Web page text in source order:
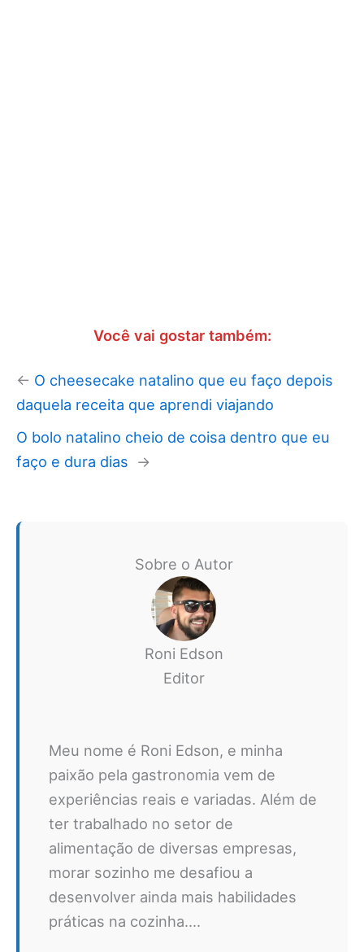
Você vai gostar também:
← O cheesecake natalino que eu faço depois
daquela receita que aprendi viajando
O bolo natalino cheio de coisa dentro que eu
faço e dura dias →
Sobre o Autor
Roni Edson
Editor
Meu nome é Roni Edson, e minha
paixão pela gastronomia vem de
experiências reais e variadas. Além de
ter trabalhado no setor de
alimentação de diversas empresas,
morar sozinho me desafiou a
desenvolver ainda mais habilidades
práticas na cozinha....